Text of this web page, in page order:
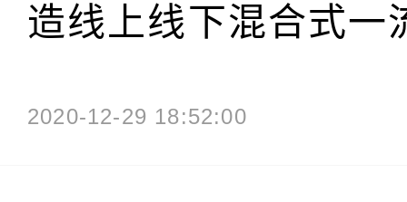
造线上线下混合式一
2020-12-29 18:52:00